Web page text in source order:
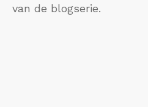
van de blogserie.